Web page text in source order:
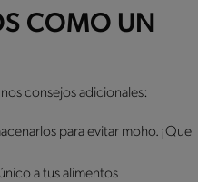
COMO UN
consejos adicionales:
para evitar moho. ¡Que
a tus alimentos